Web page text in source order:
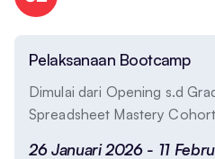
Pelaksanaan Bootcamp
Dimulai dari Opening s.d
Spreadsheet Mastery
26 Januari 2026 - 11